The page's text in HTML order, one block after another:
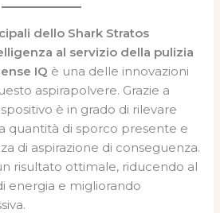
dello Shark Stratos
al servizio della pulizia
IQ è una delle innovazioni
aspirapolvere. Grazie a
è in grado di rilevare
quantità di sporco presente e
di aspirazione di conseguenza.
risultato ottimale, riducendo al
energia e migliorando